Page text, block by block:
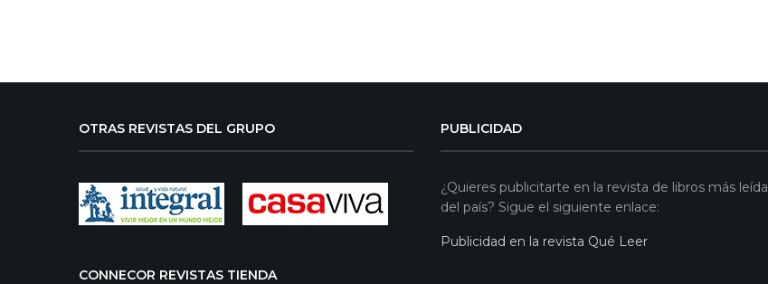
OTRAS REVISTAS DEL GRUPO
CONNECOR REVISTAS TIENDA
PUBLICIDAD
¿Quieres publicitarte en la revista de libros más leída
del país? Sigue el siguiente enlace:
Publicidad en la revista Qué Leer